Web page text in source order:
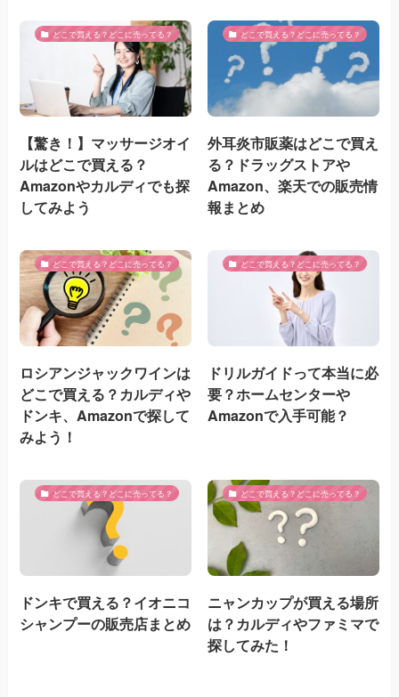
どこで買える？どこに売ってる？
【驚き！】マッサージオイ
ルはどこで買える？
Amazonやカルディでも探
してみよう
どこで買える？どこに売ってる？
外耳炎市販薬はどこで買え
る？ドラッグストアや
Amazon、楽天での販売情
報まとめ
どこで買える？どこに売ってる？
ロシアンジャックワインは
どこで買える？カルディや
ドンキ、Amazonで探して
みよう！
どこで買える？どこに売ってる？
ドリルガイドって本当に必
要？ホームセンターや
Amazonで入手可能？
どこで買える？どこに売ってる？
ドンキで買える？イオニコ
シャンプーの販売店まとめ
どこで買える？どこに売ってる？
ニャンカップが買える場所
は？カルディやファミマで
探してみた！